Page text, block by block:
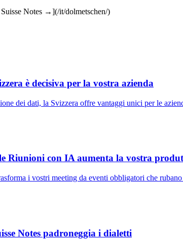
Notes →](/it/dolmetschen/)
è decisiva per la vostra azienda
dei dati, la Svizzera offre vantaggi unici per le
Riunioni con IA aumenta la vostra
i vostri meeting da eventi obbligatori che
Notes padroneggia i dialetti